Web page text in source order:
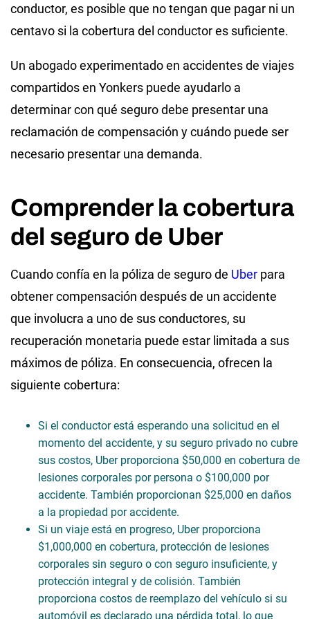
conductor, es posible que no tengan que pagar ni un
centavo si la cobertura del conductor es suficiente.
Un abogado experimentado en accidentes de viajes
compartidos en Yonkers puede ayudarlo a
determinar con qué seguro debe presentar una
reclamación de compensación y cuándo puede ser
necesario presentar una demanda.
Comprender la cobertura
del seguro de Uber
Cuando confía en la póliza de seguro de Uber para
obtener compensación después de un accidente
que involucra a uno de sus conductores, su
recuperación monetaria puede estar limitada a sus
máximos de póliza. En consecuencia, ofrecen la
siguiente cobertura:
Si el conductor está esperando una solicitud en el
momento del accidente, y su seguro privado no cubre
sus costos, Uber proporciona $50,000 en cobertura de
lesiones corporales por persona o $100,000 por
accidente. También proporcionan $25,000 en daños
a la propiedad por accidente.
Si un viaje está en progreso, Uber proporciona
$1,000,000 en cobertura, protección de lesiones
corporales sin seguro o con seguro insuficiente, y
protección integral y de colisión. También
proporciona costos de reemplazo del vehículo si su
automóvil es declarado una pérdida total, lo que